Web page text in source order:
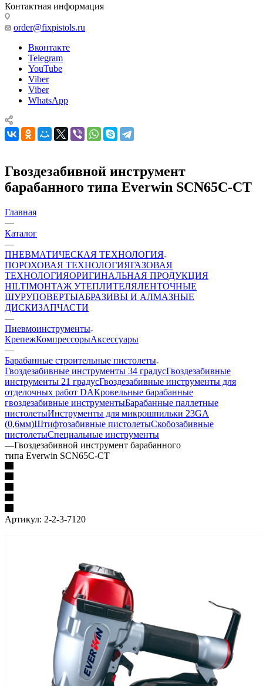
Контактная информация
order@fixpistols.ru
Вконтакте
Telegram
YouTube
Viber
Viber
WhatsApp
Гвоздезабивной инструмент
барабанного типа Everwin SCN65C-CT
Главная
—
Каталог
—
ПНЕВМАТИЧЕСКАЯ ТЕХНОЛОГИЯ
ПОРОХОВАЯ ТЕХНОЛОГИЯГАЗОВАЯ
ТЕХНОЛОГИЯОРИГИНАЛЬНАЯ ПРОДУКЦИЯ
HILTIМОНТАЖ УТЕПЛИТЕЛЯЛЕНТОЧНЫЕ
ШУРУПОВЕРТЫАБРАЗИВЫ И АЛМАЗНЫЕ
ДИСКИЗАПЧАСТИ
—
Пневмоинструменты
КрепежКомпрессорыАксессуары
—
Барабанные строительные пистолеты
Гвоздезабивные инструменты 34 градусГвоздезабивные
инструменты 21 градусГвоздезабивные инструменты для
отделочных работ DAКровельные барабанные
гвоздезабивные инструментыБарабанные паллетные
пистолетыИнструменты для микрошпильки 23GA
(0,6мм)Штифтозабивные пистолетыСкобозабивные
пистолетыСпециальные инструменты
—Гвоздезабивной инструмент барабанного
типа Everwin SCN65C-CT
Артикул: 2-2-3-7120